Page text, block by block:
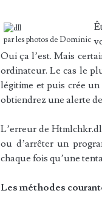
par les photos de Dominic
Oui ça l’est. Mais
ordinateur. Le cas le
légitime et puis crée
obtiendrez une alerte
L’erreur de
ou d’arrêter un
chaque fois qu’une
Les méthodes